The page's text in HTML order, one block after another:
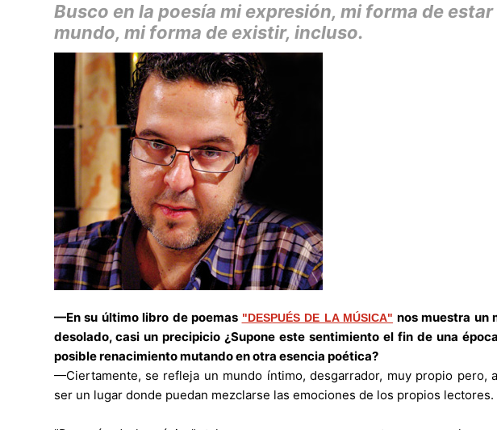
Busco en la poesía mi expresión, mi forma de estar
mundo, mi forma de existir, incluso.
—En su último libro de poemas "DESPUÉS DE LA MÚSICA" nos muestra un
desolado, casi un precipicio ¿Supone este sentimiento el fin de una
posible renacimiento mutando en otra esencia poética?
—Ciertamente, se refleja un mundo íntimo, desgarrador, muy propio pero,
ser un lugar donde puedan mezclarse las emociones de los propios lectores.